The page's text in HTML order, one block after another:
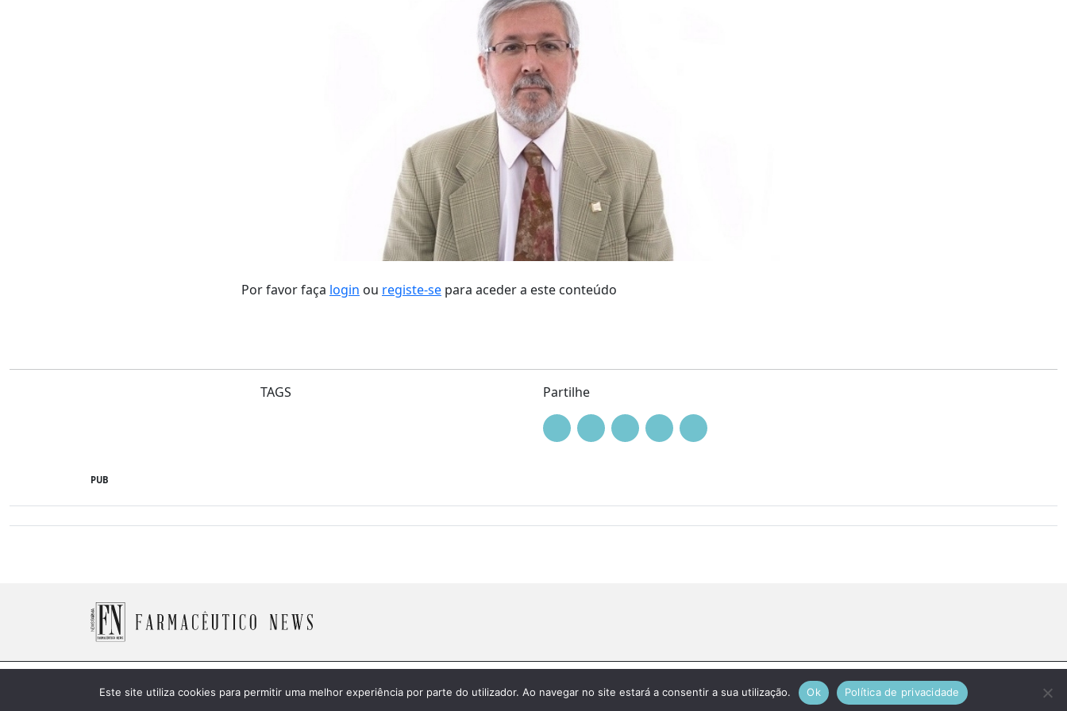
Por favor faça login ou registe-se para aceder a este conteúdo
TAGS Partilhe
PUB
© 2026 Farmacêutico News -Política de Cookies|Política de privacidade
Este site utiliza cookies para permitir uma melhor experiência por parte do utilizador. Ao navegar no site estará a consentir a sua utilização. Ok Política de privacidade